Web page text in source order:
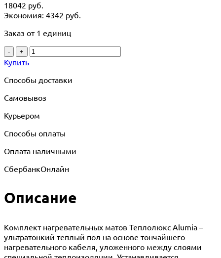
18042 руб.
Экономия: 4342 руб.
Заказ от 1 единиц
- +
Купить
Способы доставки
Самовывоз
Курьером
Способы оплаты
Оплата наличными
СбербанкОнлайн
Описание
Комплект нагревательных матов Теплолюкс Alumia –
ультратонкий теплый пол на основе тончайшего
нагревательного кабеля, уложенного между слоями